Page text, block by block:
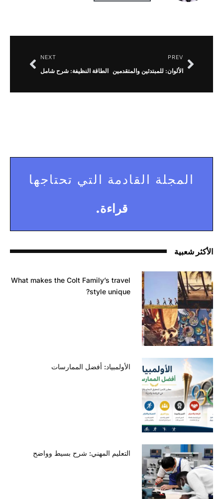
PREV
الألوان: للمبتدئين والمتقدمين
NEXT
الطاقة النظيفة: شرح شامل
المجلة القادمة التي تحتاجها
قراءة.
الأكثر شعبية
What makes the Colt Family’s travel
style unique?
الأولمبياد: أفضل الممارسات
التعليم المهني: شرح بسيط وواضح